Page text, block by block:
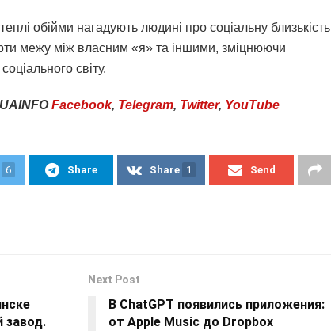
обійми нагадують людині про соціальну близькість
межу між власним «я» та іншими, зміцнюючи
світу.
UAINFOFacebook, Telegram, Twitter, YouTube
6 Share Share 1 Send
завод.
Next Post
В ChatGPT появились приложения:
от Apple Music до Dropbox